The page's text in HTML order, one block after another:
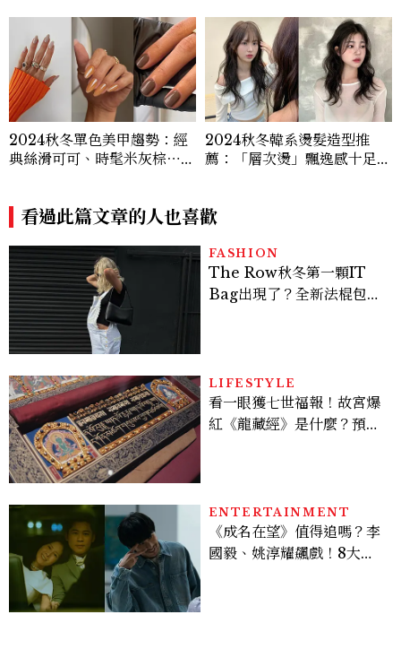
2024秋冬單色美甲趨勢：經
典絲滑可可、時髦米灰棕⋯在
2024秋冬韓系燙髮造型推
薦：「層次燙」飄逸感十足，
看過此篇文章的人也喜歡
FASHION
The Row秋冬第一顆IT
Bag出現了？全新法棍包
LIFESTYLE
看一眼獲七世福報！故宮爆
紅《龍藏經》是什麼？預約
ENTERTAINMENT
《成名在望》值得追嗎？李
國毅、姚淳耀飆戲！8大看